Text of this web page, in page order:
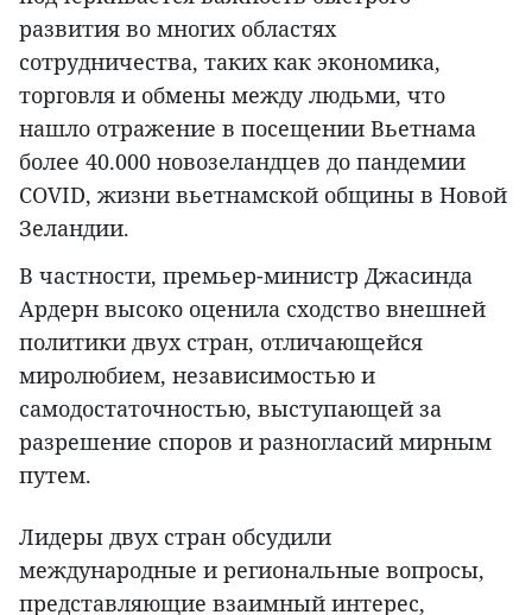
развития во многих областях
сотрудничества, таких как экономика,
торговля и обмены между людьми, что
нашло отражение в посещении Вьетнама
более 40.000 новозеландцев до пандемии
COVID, жизни вьетнамской общины в Новой
Зеландии.
В частности, премьер-министр Джасинда
Ардерн высоко оценила сходство внешней
политики двух стран, отличающейся
миролюбием, независимостью и
самодостаточностью, выступающей за
разрешение споров и разногласий мирным
путем.
Лидеры двух стран обсудили
международные и региональные вопросы,
представляющие взаимный интерес,